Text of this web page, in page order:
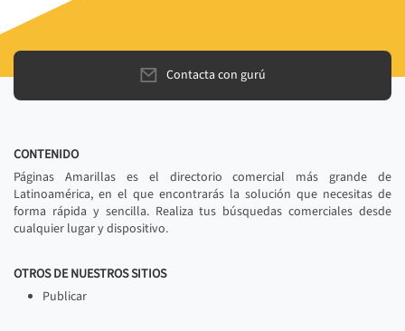
Contacta con gurú
CONTENIDO
Páginas Amarillas es el directorio comercial más grande de
Latinoamérica, en el que encontrarás la solución que necesitas de
forma rápida y sencilla. Realiza tus búsquedas comerciales desde
cualquier lugar y dispositivo.
OTROS DE NUESTROS SITIOS
Publicar